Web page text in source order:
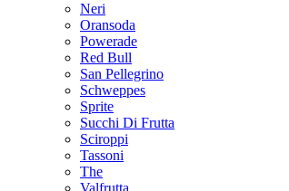
Neri
Oransoda
Powerade
Red Bull
San Pellegrino
Schweppes
Sprite
Succhi Di Frutta
Sciroppi
Tassoni
The